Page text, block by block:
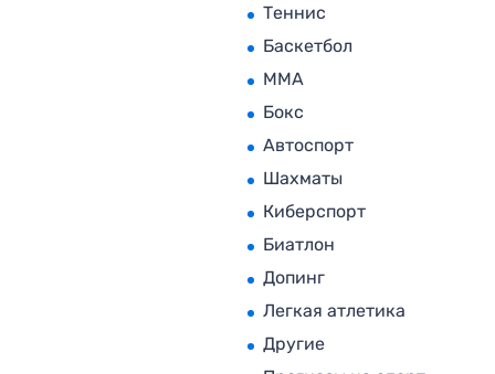
Теннис
Баскетбол
MMA
Бокс
Автоспорт
Шахматы
Киберспорт
Биатлон
Допинг
Легкая атлетика
Другие